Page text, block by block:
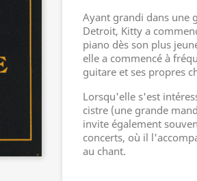
Ayant grandi dans une
Detroit, Kitty a
piano dès son plus
elle a commencé à
guitare et ses propres
Lorsqu'elle s'est
cistre (une grande
invite également
concerts, où il
au chant.